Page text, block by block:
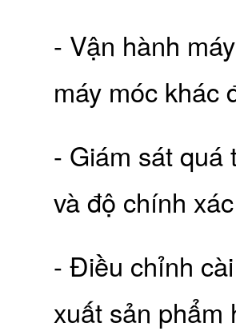
- Vận hành
máy móc khác
- Giám sát quá
và độ chính
- Điều chỉnh
xuất sản phẩm